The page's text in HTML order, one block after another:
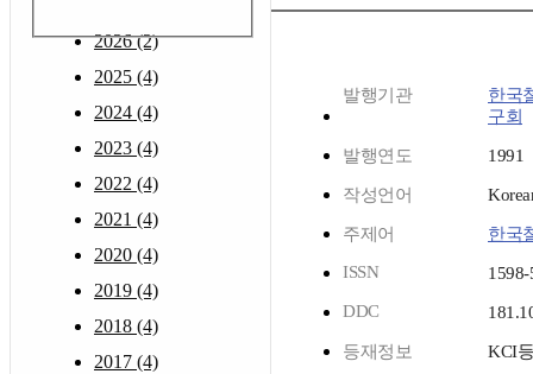
2026 (2)
2025 (4)
2024 (4)
2023 (4)
2022 (4)
2021 (4)
2020 (4)
2019 (4)
2018 (4)
2017 (4)
발행기관
한국
구회
발행연도 1991
작성언어
주제어
한국
ISSN
1598-
DDC
등재정보 KCI